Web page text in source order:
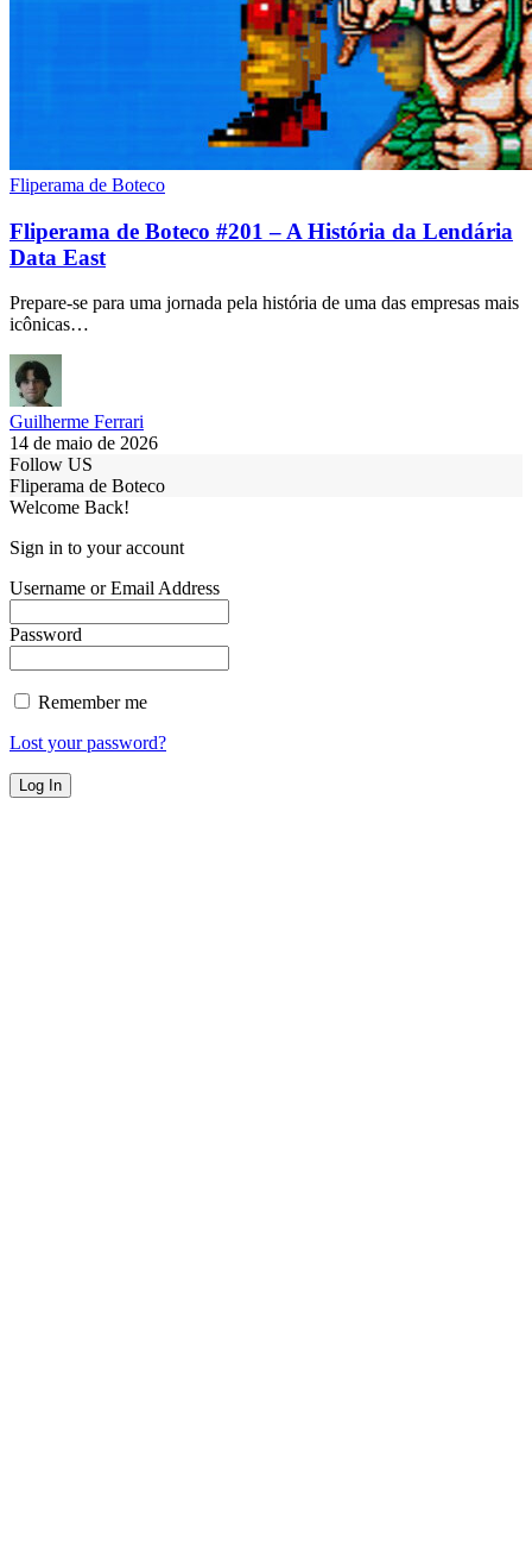
Fliperama de Boteco
Fliperama de Boteco #201 – A História da Lendária
Data East
Prepare-se para uma jornada pela história de uma das empresas mais
icônicas…
Guilherme Ferrari
14 de maio de 2026
Follow US
Fliperama de Boteco
Welcome Back!
Sign in to your account
Username or Email Address
Password
Remember me
Lost your password?